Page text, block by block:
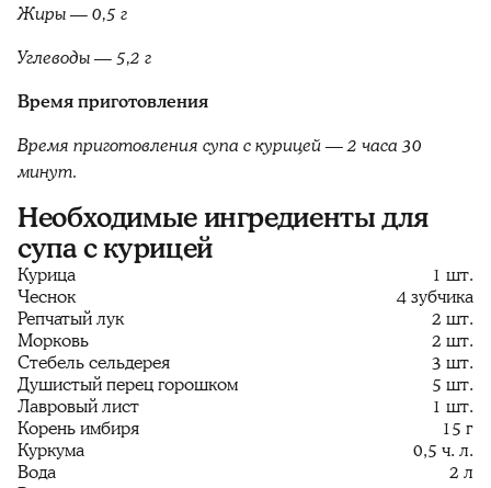
Жиры — 0,5 г
Углеводы — 5,2 г
Время приготовления
Время приготовления супа с курицей — 2 часа 30
минут.
Необходимые ингредиенты для
супа с курицей
Курица
1 шт.
Чеснок
4 зубчика
Репчатый лук
2 шт.
Морковь
2 шт.
Стебель сельдерея
3 шт.
Душистый перец горошком
5 шт.
Лавровый лист
1 шт.
Корень имбиря
15 г
Куркума
0,5 ч. л.
Вода
2 л